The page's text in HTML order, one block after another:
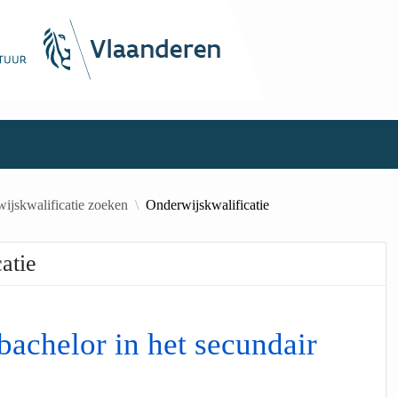
zoeken Onderwijskwalificatie
in het secundair